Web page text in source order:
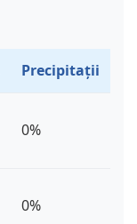
Precipitații
0%
0%